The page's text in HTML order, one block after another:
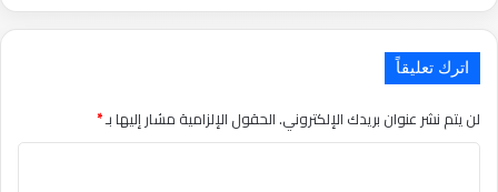
اترك تعليقاً
لن يتم نشر عنوان بريدك الإلكتروني.الحقول الإلزامية مشار إليها بـ*